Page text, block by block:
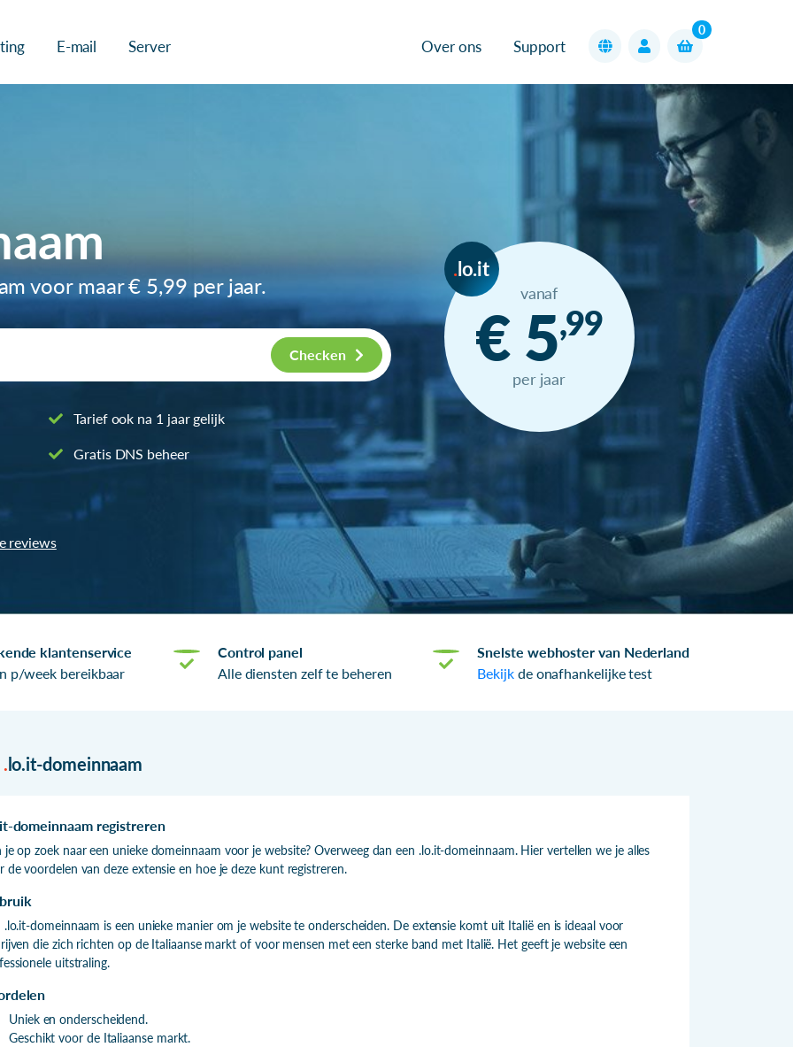
E-mail Server Over ons Support
0
voor maar€ 5,99 per jaar.
Checken
Tarief ook na 1 jaar gelijk
Gratis DNS beheer
lo.it
vanaf
€ 5,99
per jaar
reviews
klantenservice
p/week bereikbaar
Control panel
Alle diensten zelf te beheren
Snelste webhoster van Nederland
Bekijkde onafhankelijke test
.lo.it-domeinnaam
domeinnaam registreren
je op zoek naar een unieke domeinnaam voor je website? Overweeg dan een .lo.it-domeinnaam. Hier vertellen we je alles
de voordelen van deze extensie en hoe je deze kunt registreren.
.lo.it-domeinnaam is een unieke manier om je website te onderscheiden. De extensie komt uit Italië en is ideaal voor
die zich richten op de Italiaanse markt of voor mensen met een sterke band met Italië. Het geeft je website een
uitstraling.
Uniek en onderscheidend.
Geschikt voor de Italiaanse markt.